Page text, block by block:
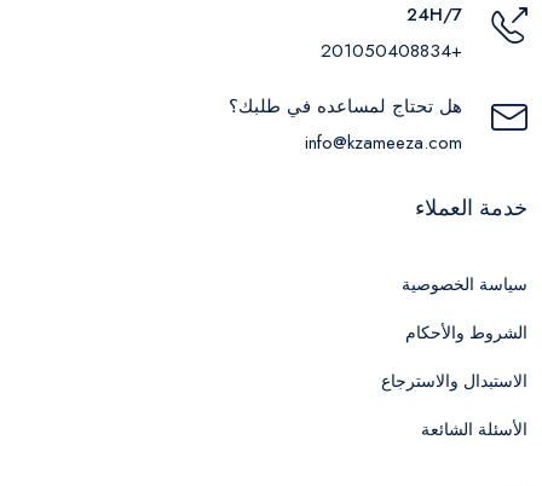
24H/7
+201050408834
هل تحتاج لمساعده في طلبك؟
info@kzameeza.com
خدمة العملاء
سياسة الخصوصية
الشروط والأحكام
الاستبدال والاسترجاع
الأسئلة الشائعة